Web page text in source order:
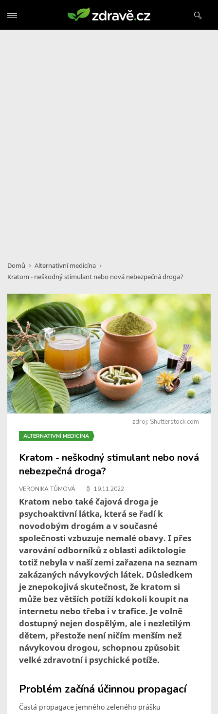
Domů
Alternativní medicína
Kratom - neškodný stimulant nebo nová nebezpečná droga?
zdroj: Shutterstock.com
ALTERNATIVNÍ MEDICÍNA
Kratom - neškodný stimulant nebo nová
nebezpečná droga?
VERONIKA TŮMOVÁ 19.11.2022
Kratom nebo také čajová droga je
psychoaktivní látka, která se řadí k
novodobým drogám a v současné
společnosti vzbuzuje nemalé obavy. I přes
varování odborníků z oblasti adiktologie
totiž nebyla v naší zemi zařazena na seznam
zakázaných návykových látek. Důsledkem
je znepokojivá skutečnost, že kratom si
může bez větších potíží kdokoli koupit na
internetu nebo třeba i v trafice. Je volně
dostupný nejen dospělým, ale i nezletilým
dětem, přestože není ničím menším než
návykovou drogou, schopnou způsobit
velké zdravotní i psychické potíže.
Problém začíná účinnou propagací
Častá propagace jemného zeleného prášku